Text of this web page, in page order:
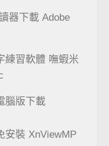
器下載 Adobe
練習軟體 嘸蝦米
腦版下載
安裝 XnViewMP